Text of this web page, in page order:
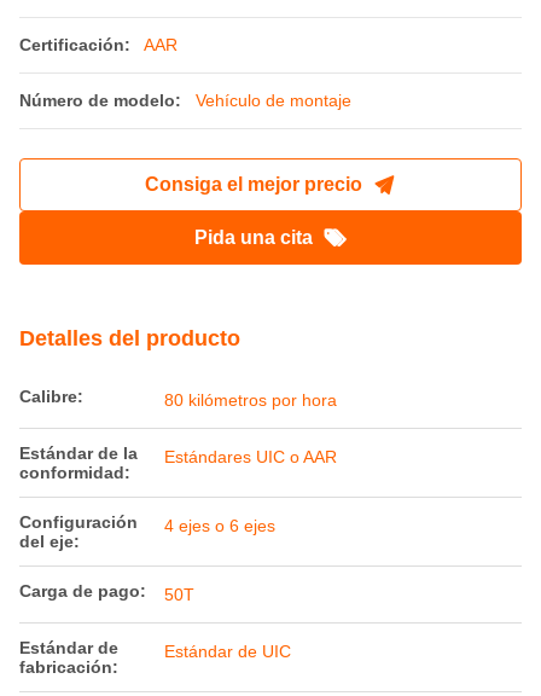
Certificación: AAR
Número de modelo: Vehículo de montaje
Consiga el mejor precio
Pida una cita
Detalles del producto
Calibre: 80 kilómetros por hora
Estándar de la
conformidad:
Estándares UIC o AAR
Configuración
del eje:
4 ejes o 6 ejes
Carga de pago: 50T
Estándar de
fabricación:
Estándar de UIC